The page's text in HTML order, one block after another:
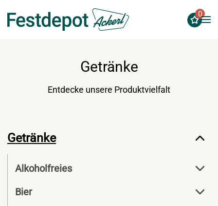
Zum Hauptinhalt springen
0
Getränke
Entdecke unsere Produktvielfalt
Getränke
Alkoholfreies
Bier